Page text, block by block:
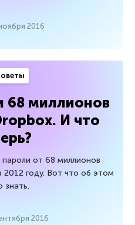
2016
68 миллионов
И что
пароли от 68 миллионов
2012 году. Вот что об этом
знать.
2016